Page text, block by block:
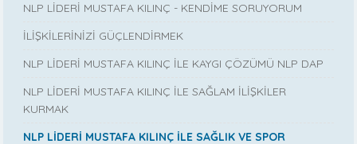
NLP LİDERİ MUSTAFA KILINÇ - KENDİME SORUYORUM
İLİŞKİLERİNİZİ GÜÇLENDİRMEK
NLP LİDERİ MUSTAFA KILINÇ İLE KAYGI ÇÖZÜMÜ NLP DAP
NLP LİDERİ MUSTAFA KILINÇ İLE SAĞLAM İLİŞKİLER
KURMAK
NLP LİDERİ MUSTAFA KILINÇ İLE SAĞLIK VE SPOR